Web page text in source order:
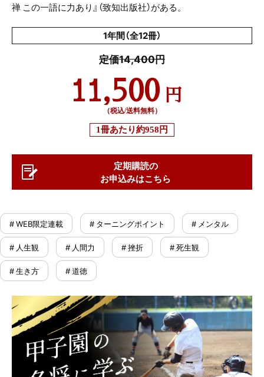
禅 この一語に力あり』（致知出版社）がある。
1年間（全12冊）
定価14,400円
11,500 円
（税込/送料無料）
1冊あたり約958円
定期購読の
お申込みはこちら
# WEB限定連載 # ターニングポイント # メンタル
# 人生観 # 人間力 # 挫折 # 死生観
# 生き方 # 道徳